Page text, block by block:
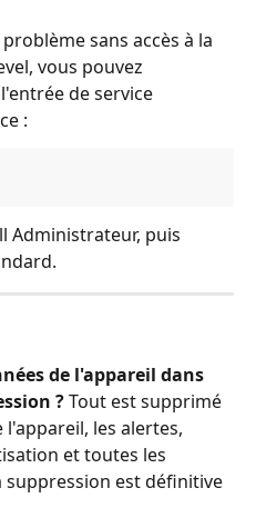
sans accès à la
vous pouvez
de service
:
Administrateur, puis
de l'appareil dans
? Tout est supprimé
les alertes,
et toutes les
suppression est définitive